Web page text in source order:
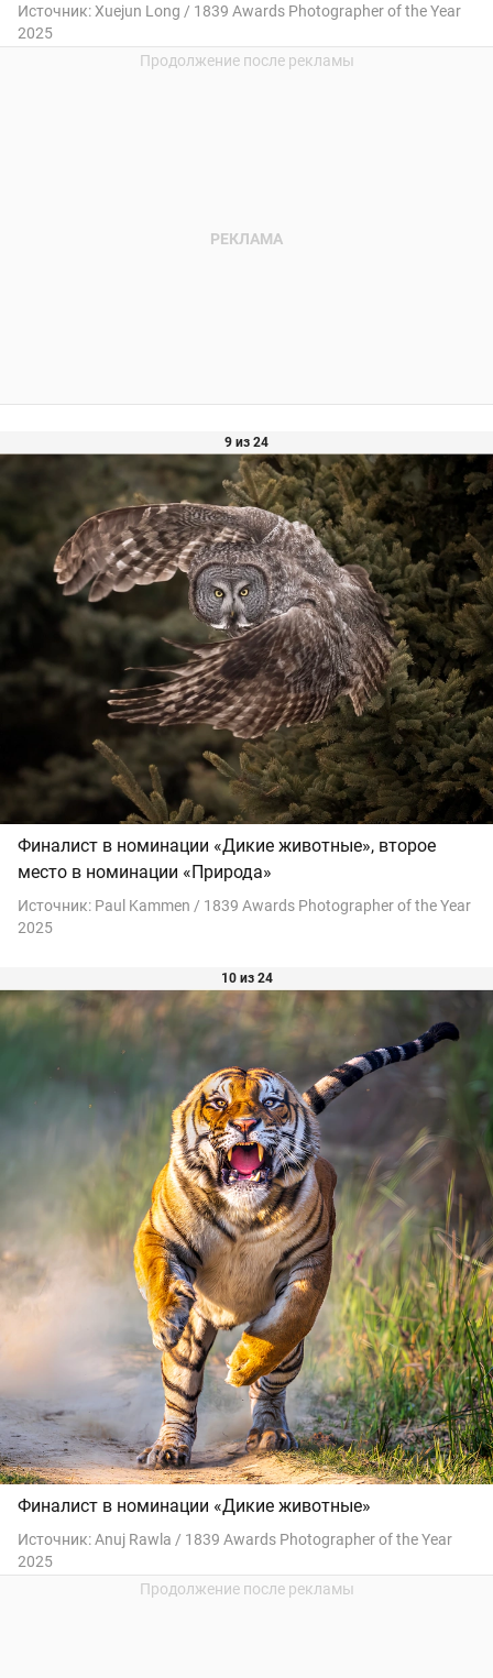
Источник:Xuejun Long / 1839 Awards Photographer of the Year
2025
9 из 24
Финалист в номинации «Дикие животные», второе
место в номинации «Природа»
Источник: Paul Kammen / 1839 Awards Photographer of the Year
2025
10 из 24
Финалист в номинации «Дикие животные»
Источник:Anuj Rawla / 1839 Awards Photographer of the Year
2025